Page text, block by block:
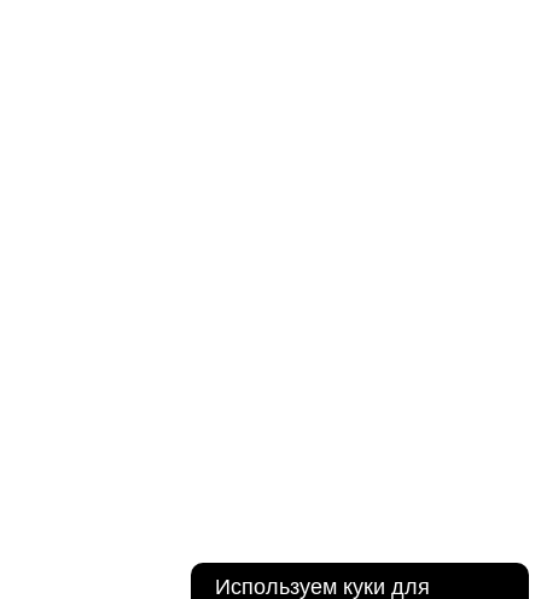
Используем куки для